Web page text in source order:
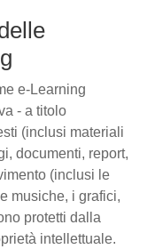
e-Learning
- a titolo
(inclusi materiali
documenti, report,
(inclusi le
musiche, i grafici,
protetti dalla
intellettuale.